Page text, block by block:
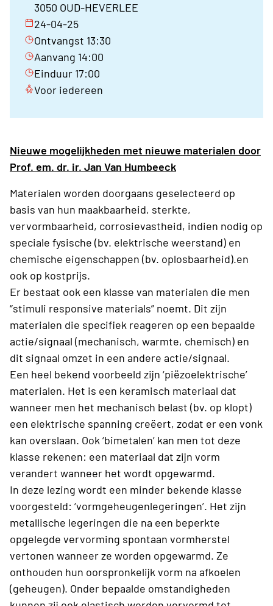
3050 OUD-HEVERLEE
24-04-25
Ontvangst 13:30
Aanvang 14:00
Einduur 17:00
Voor iedereen
Nieuwe mogelijkheden met nieuwe materialen door
Prof. em. dr. ir. Jan Van Humbeeck
Materialen worden doorgaans geselecteerd op
basis van hun maakbaarheid, sterkte,
vervormbaarheid, corrosievastheid, indien nodig op
speciale fysische (bv. elektrische weerstand) en
chemische eigenschappen (bv. oplosbaarheid).en
ook op kostprijs.
Er bestaat ook een klasse van materialen die men
“stimuli responsive materials” noemt. Dit zijn
materialen die specifiek reageren op een bepaalde
actie/signaal (mechanisch, warmte, chemisch) en
dit signaal omzet in een andere actie/signaal.
Een heel bekend voorbeeld zijn ‘piëzoelektrische’
materialen. Het is een keramisch materiaal dat
wanneer men het mechanisch belast (bv. op klopt)
een elektrische spanning creëert, zodat er een vonk
kan overslaan. Ook ‘bimetalen’ kan men tot deze
klasse rekenen: een materiaal dat zijn vorm
verandert wanneer het wordt opgewarmd.
In deze lezing wordt een minder bekende klasse
voorgesteld: ‘vormgeheugenlegeringen’. Het zijn
metallische legeringen die na een beperkte
opgelegde vervorming spontaan vormherstel
vertonen wanneer ze worden opgewarmd. Ze
onthouden hun oorspronkelijk vorm na afkoelen
(geheugen). Onder bepaalde omstandigheden